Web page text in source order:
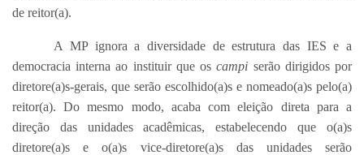
de reitor(a).
A MP ignora a diversidade de estrutura das IES e a
democracia interna ao instituir que oscampi serão dirigidos por
diretore(a)s-gerais, que serão escolhido(a)s e nomeado(a)s pelo(a)
reitor(a). Do mesmo modo, acaba com eleição direta para a
direção das unidades acadêmicas, estabelecendo que o(a)s
diretore(a)s e o(a)s vice-diretore(a)s das unidades serão